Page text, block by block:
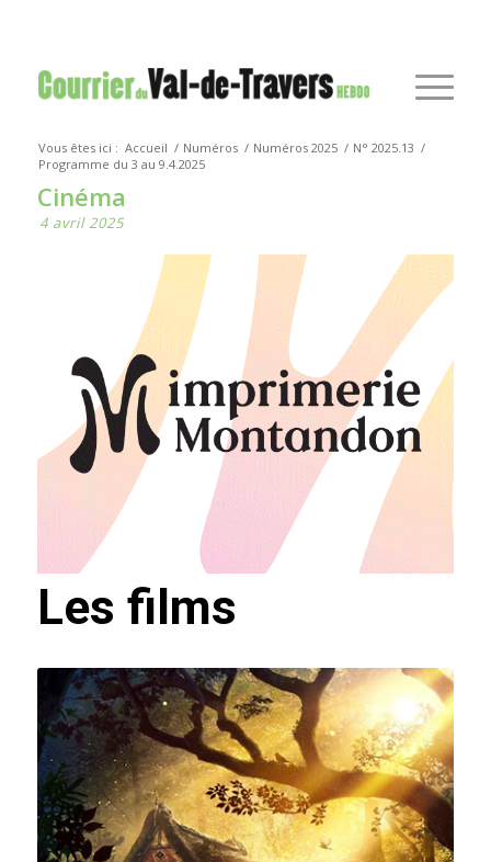
Vous êtes ici : Accueil / Numéros / Numéros 2025 / N° 2025.13 /
Programme du 3 au 9.4.2025
Cinéma
4 avril 2025
Les films